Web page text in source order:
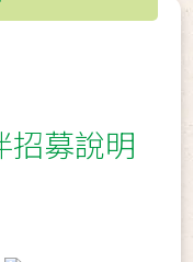
招募說明